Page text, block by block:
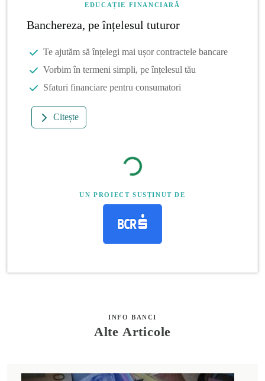
EDUCAȚIE FINANCIARĂ
Banchereza, pe înțelesul tuturor
Te ajutăm să înțelegi mai ușor contractele bancare
Vorbim în termeni simpli, pe înțelesul tău
Sfaturi financiare pentru consumatori
Citește
UN PROIECT SUSȚINUT DE
INFO BANCI
Alte Articole